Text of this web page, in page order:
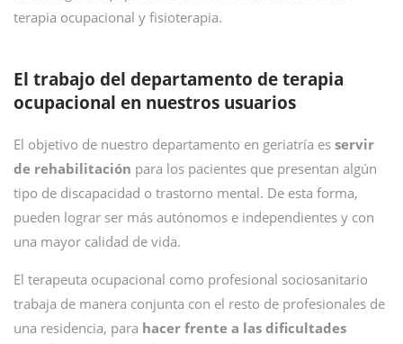
terapia ocupacional y fisioterapia.
El trabajo del departamento de terapia
ocupacional en nuestros usuarios
El objetivo de nuestro departamento en geriatría es servir
de rehabilitación para los pacientes que presentan algún
tipo de discapacidad o trastorno mental. De esta forma,
pueden lograr ser más autónomos e independientes y con
una mayor calidad de vida.
El terapeuta ocupacional como profesional sociosanitario
trabaja de manera conjunta con el resto de profesionales de
una residencia, para hacer frente a las dificultades